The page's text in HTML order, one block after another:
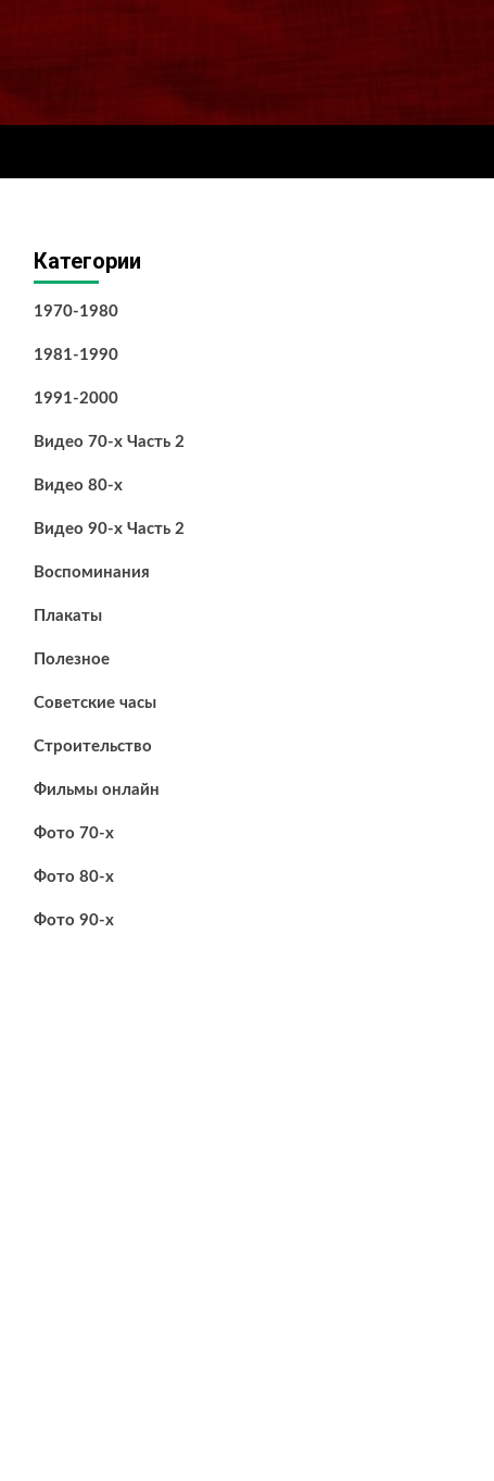
Категории
1970-1980
1981-1990
1991-2000
Видео 70-х Часть 2
Видео 80-х
Видео 90-х Часть 2
Воспоминания
Плакаты
Полезное
Советские часы
Строительство
Фильмы онлайн
Фото 70-х
Фото 80-х
Фото 90-х